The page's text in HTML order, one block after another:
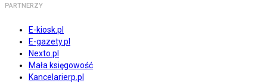
PARTNERZY
E-kiosk.pl
E-gazety.pl
Nexto.pl
Mała księgowość
Kancelarierp.pl